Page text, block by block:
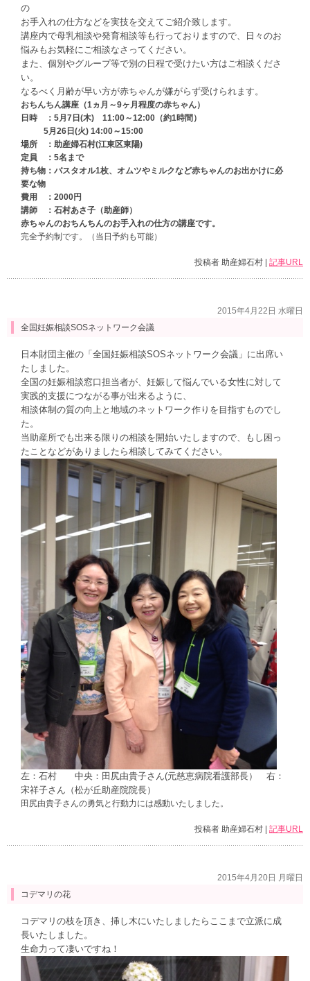
の
お手入れの仕方などを実技を交えてご紹介致します。
講座内で母乳相談や発育相談等も行っておりますので、日々のお
悩みもお気軽にご相談なさってください。
また、個別やグループ等で別の日程で受けたい方はご相談くださ
い。
なるべく月齢が早い方が赤ちゃんが嫌がらず受けられます。
おちんちん講座（1ヵ月～9ヶ月程度の赤ちゃん）
日時 ：5月7日(木) 11:00～12:00（約1時間）
5月26日(火) 14:00～15:00
場所 ：助産婦石村(江東区東陽)
定員 ：5名まで
持ち物：バスタオル1枚、オムツやミルクなど赤ちゃんのお出かけに必
要な物
費用 ：2000円
講師 ：石村あさ子（助産師）
赤ちゃんのおちんちんのお手入れの仕方の講座です。
完全予約制です。（当日予約も可能）
投稿者 助産婦石村 | 記事URL
2015年4月22日 水曜日
全国妊娠相談SOSネットワーク会議
日本財団主催の「全国妊娠相談SOSネットワーク会議」に出席い
たしました。
全国の妊娠相談窓口担当者が、妊娠して悩んでいる女性に対して
実践的支援につながる事が出来るように、
相談体制の質の向上と地域のネットワーク作りを目指すものでし
た。
当助産所でも出来る限りの相談を開始いたしますので、もし困っ
たことなどがありましたら相談してみてください。
左：石村 中央：田尻由貴子さん(元慈恵病院看護部長） 右：
宋祥子さん（松が丘助産院院長）
田尻由貴子さんの勇気と行動力には感動いたしました。
投稿者 助産婦石村 | 記事URL
2015年4月20日 月曜日
コデマリの花
コデマリの枝を頂き、挿し木にいたしましたらここまで立派に成
長いたしました。
生命力って凄いですね！